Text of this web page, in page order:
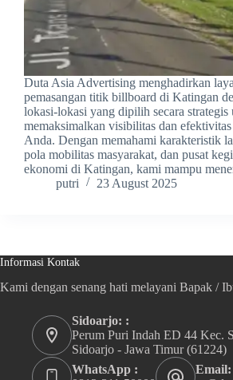
Duta Asia Advertising menghadirkan
pemasangan titik billboard di Katingan
lokasi-lokasi yang dipilih secara strategis
memaksimalkan visibilitas dan
Anda. Dengan memahami karakteristik
pola mobilitas masyarakat, dan pusat
ekonomi di Katingan, kami mampu
putri
23 August 2025
Informasi Kontak
Kami dengan senang hati melayani Bapak /
Sidoarjo: :
Perum Puri Indah ED 44 Kec.
Sidoarjo - Jawa Timur (61224)
WhatsApp :
Email: